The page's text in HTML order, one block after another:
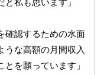
私も思います」
確認するための水面
うな高額の月間収入
を願っています」